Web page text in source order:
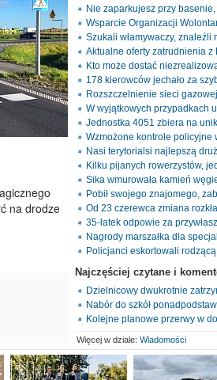
na drodze
Nie zaparkujesz przy
Wsparcie Organizacji
opinia
Szukali włamywaczy,
Aktualne oferty zatrudnienia
Kto może dostać
178 kierowców jechało za
Rozszczelnienie sieci
W wyjątkowych przypadkach
Jednostka 4051 zbiera na
Wzmożone kontrole policyjne
Nasi terytorialsi najlepszą
Kilku pijanych rowerzystów,
Sika wmurowała kamień
opinia
Pobił swojego znajomego,
Od 23 czerewca zmiana
35-latek odpowie za
Nagrody marszałka dla
Policjanci eskortowali
Najczęściej czytane i
Dzielnicowy dwukrotnie
Nabór do szkół
opinie
Kolejne planowe przerwy w
Więcej w dziale: Wiadomości